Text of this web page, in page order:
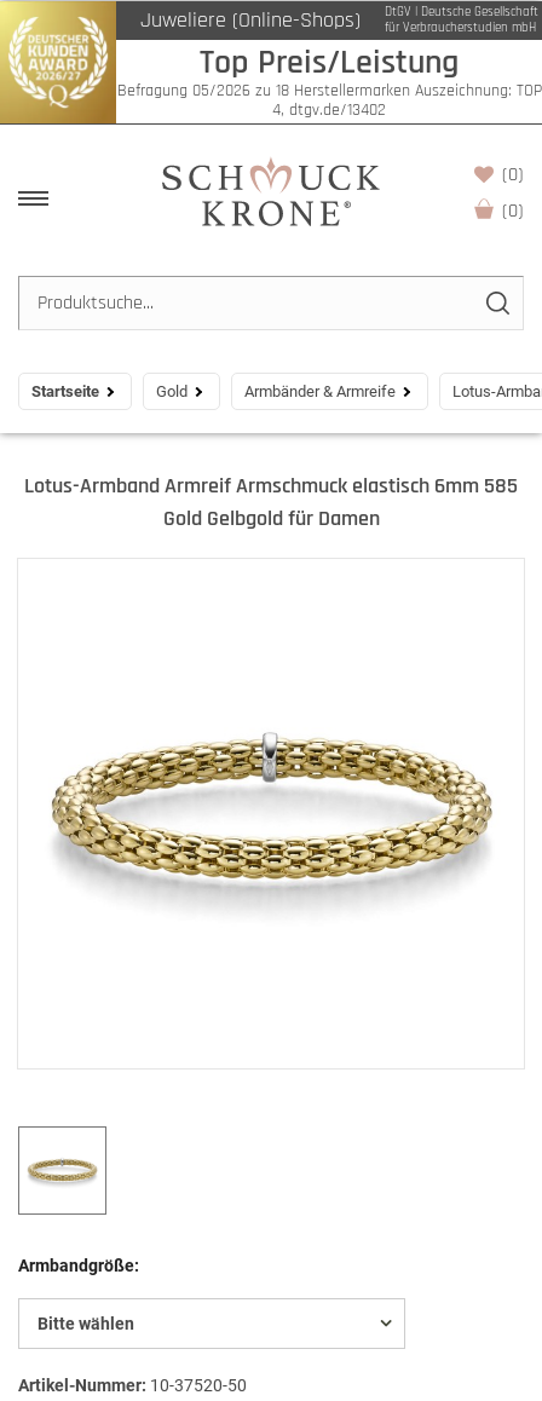
Juweliere (Online-Shops)
DtGV | Deutsche Gesellschaft
für Verbraucherstudien mbH
Top Preis/Leistung
Befragung 05/2026 zu 18 Herstellermarken Auszeichnung: TOP
4, dtgv.de/13402
(0)
(0)
Startseite Gold Armbänder & Armreife Lotus-
Lotus-Armband Armreif Armschmuck elastisch 6mm 585
Gold Gelbgold für Damen
Armbandgröße:
Bitte wählen
Artikel-Nummer: 10-37520-50